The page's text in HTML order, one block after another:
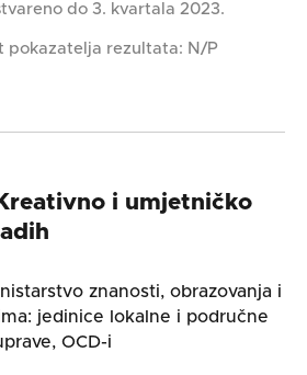
do 3. kvartala 2023.
pokazatelja rezultata: N/P
i umjetničko
znanosti, obrazovanja i
jedinice lokalne i područne
OCD-i